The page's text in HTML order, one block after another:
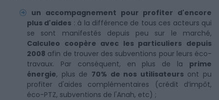
un accompagnement pour profiter d'encore
plus d'aides : à la différence de tous ces acteurs qui
se sont manifestés depuis peu sur le marché,
Calculeo coopère avec les particuliers depuis
2008 afin de trouver des subventions pour leurs éco-
travaux. Par conséquent, en plus de la prime
énergie, plus de 70% de nos utilisateurs ont pu
profiter d'aides complémentaires (crédit d’impôt,
éco-PTZ, subventions de l'Anah, etc) ;